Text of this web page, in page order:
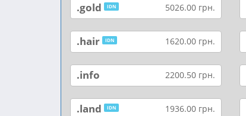
.gold IDN 5026.00 грн.
.hair IDN 1620.00 грн.
.info 2200.50 грн.
.land IDN 1936.00 грн.